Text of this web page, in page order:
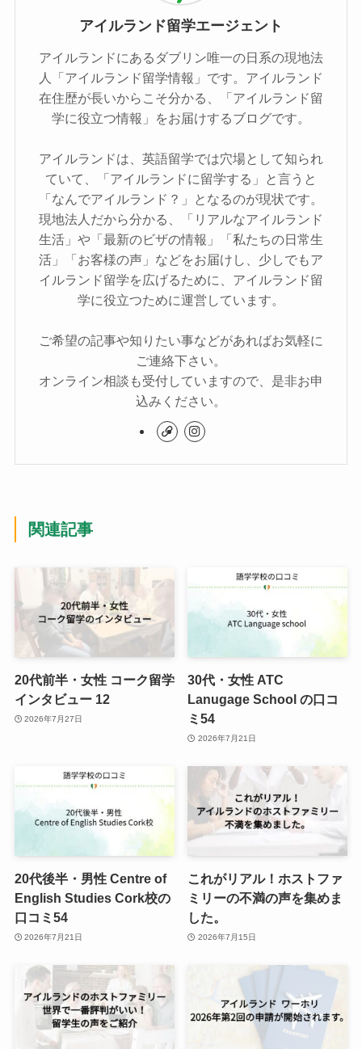
アイルランド留学エージェント
アイルランドにあるダブリン唯一の日系の現地法
人「アイルランド留学情報」です。アイルランド
在住歴が長いからこそ分かる、「アイルランド留
学に役立つ情報」をお届けするブログです。
アイルランドは、英語留学では穴場として知られ
ていて、「アイルランドに留学する」と言うと
「なんでアイルランド？」となるのが現状です。
現地法人だから分かる、「リアルなアイルランド
生活」や「最新のビザの情報」「私たちの日常生
活」「お客様の声」などをお届けし、少しでもア
イルランド留学を広げるために、アイルランド留
学に役立つために運営しています。
ご希望の記事や知りたい事などがあればお気軽に
ご連絡下さい。
オンライン相談も受付していますので、是非お申
込みください。
関連記事
20代前半・女性 コーク留学
インタビュー 12
2026年7月27日
30代・女性 ATC
Lanugage School の口コ
ミ54
2026年7月21日
20代後半・男性 Centre of
English Studies Cork校の
口コミ54
2026年7月21日
これがリアル！ホストファ
ミリーの不満の声を集めま
した。
2026年7月15日